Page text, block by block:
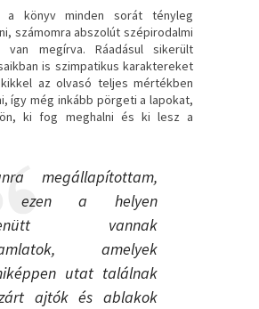
a könyv minden sorát tényleg
számomra abszolút szépirodalmi
van megírva. Ráadásul sikerült
is szimpatikus karaktereket
az olvasó teljes mértékben
így még inkább pörgeti a lapokat,
ki fog meghalni és ki lesz a
megállapítottam,
ezen a helyen
vannak
amelyek
utat találnak
ajtók és ablakok